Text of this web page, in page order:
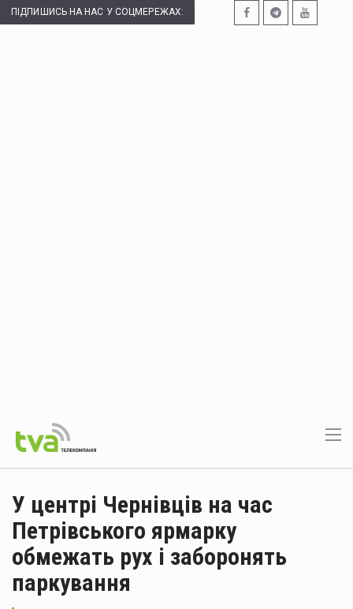
ПІДПИШИСЬ НА НАС У СОЦМЕРЕЖАХ:
У центрі Чернівців на час
Петрівського ярмарку
обмежать рух і заборонять
паркування